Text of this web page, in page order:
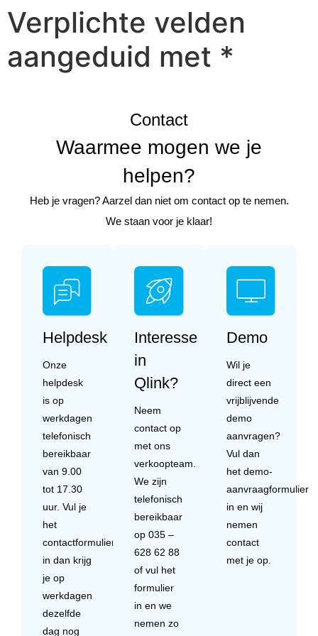
Verplichte velden
aangeduid met *
Contact
Waarmee mogen we je
helpen?
Heb je vragen? Aarzel dan niet om contact op te nemen.
We staan voor je klaar!
Helpdesk
Onze
helpdesk
is op
werkdagen
telefonisch
bereikbaar
van 9.00
tot 17.30
uur. Vul je
het
contactformulier
in dan krijg
je op
werkdagen
dezelfde
dag nog
Interesse
in
Qlink?
Neem
contact op
met ons
verkoopteam.
We zijn
telefonisch
bereikbaar
op 035 –
628 62 88
of vul het
formulier
in en we
nemen zo
Demo
Wil je
direct een
vrijblijvende
demo
aanvragen?
Vul dan
het demo-
aanvraagformulier
in en wij
nemen
contact
met je op.